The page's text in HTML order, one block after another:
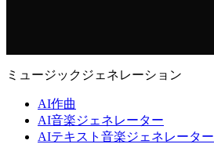
ミュージックジェネレーション
AI作曲
AI音楽ジェネレーター
AIテキスト音楽ジェネレーター